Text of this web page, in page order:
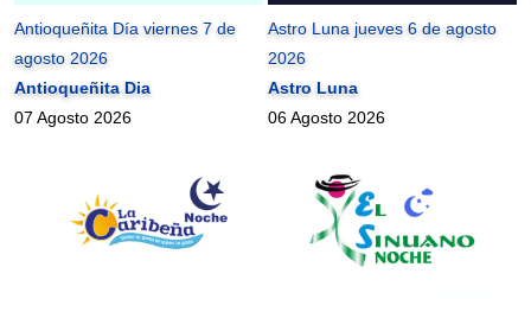
Antioqueñita Día viernes 7 de
agosto 2026
Antioqueñita Dia
07 Agosto 2026
Astro Luna jueves 6 de agosto
2026
Astro Luna
06 Agosto 2026